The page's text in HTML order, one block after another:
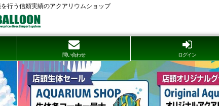
行う信頼実績のアクアリウムショップ
問い合わせ ログイン